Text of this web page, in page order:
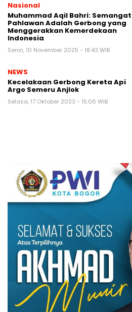
Nasional
Muhammad Aqil Bahri: Semangat
Pahlawan Adalah Gerbong yang
Menggerakkan Kemerdekaan
Indonesia
Senin, 10 November 2025 - 18:43 WIB
NEWS
Kecelakaan Gerbong Kereta Api
Argo Semeru Anjlok
Selasa, 17 Oktober 2023 - 15:06 WIB